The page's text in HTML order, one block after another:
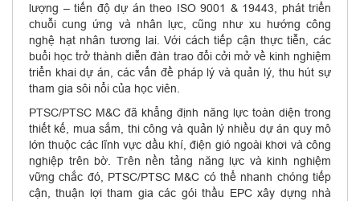
lượng – tiến độ dự án theo ISO 9001 & 19443, phát triển
chuỗi cung ứng và nhân lực, cũng như xu hướng công
nghệ hạt nhân tương lai. Với cách tiếp cận thực tiễn, các
buổi học trở thành diễn đàn trao đổi cởi mở về kinh nghiệm
triển khai dự án, các vấn đề pháp lý và quản lý, thu hút sự
tham gia sôi nổi của học viên.
PTSC/PTSC M&C đã khẳng định năng lực toàn diện trong
thiết kế, mua sắm, thi công và quản lý nhiều dự án quy mô
lớn thuộc các lĩnh vực dầu khí, điện gió ngoài khơi và công
nghiệp trên bờ. Trên nền tảng năng lực và kinh nghiệm
vững chắc đó, PTSC/PTSC M&C có thể nhanh chóng tiếp
cận, thuận lợi tham gia các gói thầu EPC xây dựng nhà